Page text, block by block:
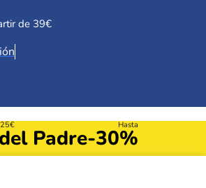
de 39€
Padre
Hasta
-30%